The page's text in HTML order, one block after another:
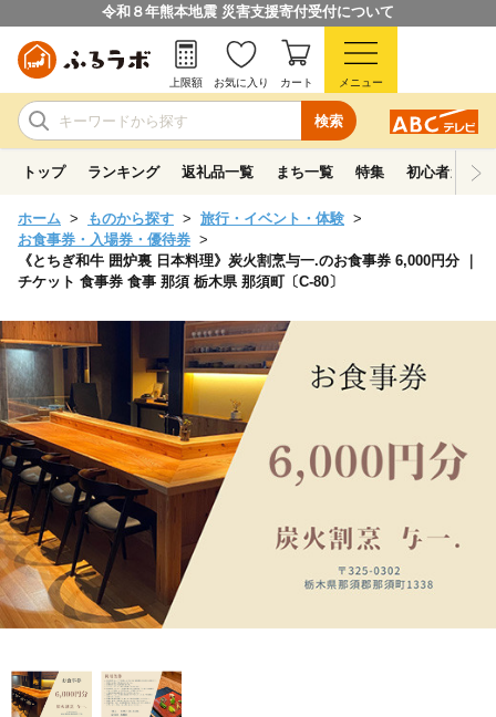
令和８年熊本地震 災害支援寄付受付について
検索
上限額 お気に入り カート メニュー
トップ ランキング 返礼品一覧 まち一覧 特集 初心者ガイド
ホーム ものから探す
旅行・イベント・体験
お食事券・入場券・優待券
《とちぎ和牛 囲炉裏 日本料理》炭火割烹与一.のお食事券 6,000円分 ｜
チケット 食事券 食事 那須 栃木県 那須町〔C-80〕